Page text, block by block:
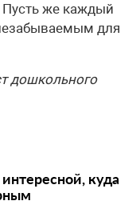
Пусть же каждый
для
дошкольного
куда